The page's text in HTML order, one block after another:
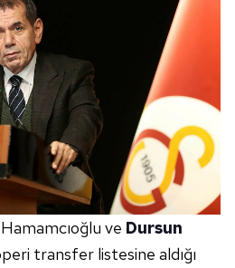
ve Dursun
transfer listesine aldığı